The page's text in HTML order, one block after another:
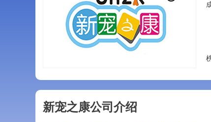
新宠之康公司介绍